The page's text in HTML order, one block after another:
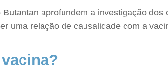
aprofundem a investigação
uma relação de causalidade com a